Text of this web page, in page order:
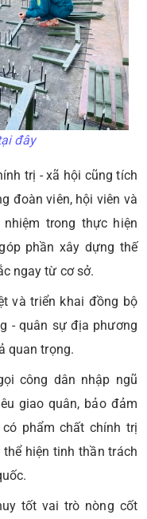
đây
trị - xã hội cũng tích
đoàn viên, hội viên và
trong thực hiện
phần xây dựng thế
ngay từ cơ sở.
và triển khai đồng bộ
- quân sự địa phương
quan trọng.
công dân nhập ngũ
giao quân, bảo đảm
phẩm chất chính trị
hiện tinh thần trách
tốt vai trò nòng cốt